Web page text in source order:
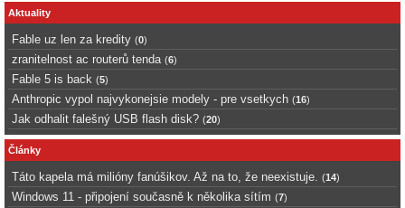
Aktuality
Fable uz len za kredity (0)
zranitelnost ac routerů tenda (6)
Fable 5 is back (5)
Anthropic vypol najvykonejsie modely - pre vsetkych (16)
Jak odhalit falešný USB flash disk? (20)
Články
Táto kapela má milióny fanúšikov. Až na to, že neexistuje. (14)
Windows 11 - připojení současně k několika sítím (7)